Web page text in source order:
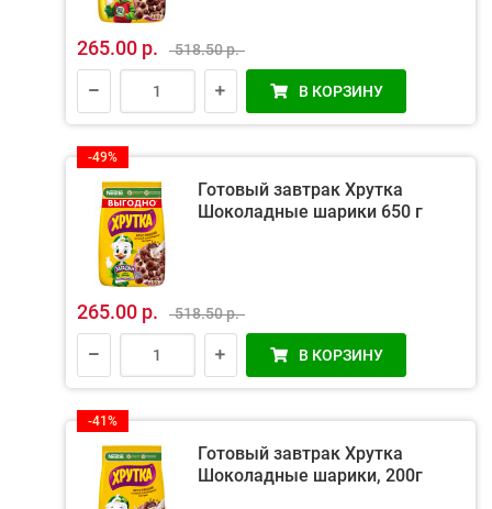
265.00 р. 518.50 р.
В КОРЗИНУ
-49%
Готовый завтрак Хрутка
Шоколадные шарики 650 г
265.00 р. 518.50 р.
В КОРЗИНУ
-41%
Готовый завтрак Хрутка
Шоколадные шарики, 200г